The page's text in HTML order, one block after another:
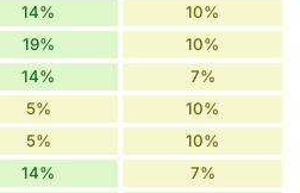
14% 10%
19% 10%
14% 7%
5% 10%
5% 10%
14% 7%